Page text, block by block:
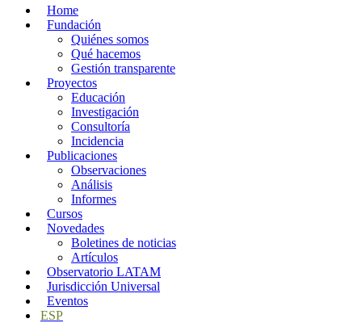
Home
Fundación
Quiénes somos
Qué hacemos
Gestión transparente
Proyectos
Educación
Investigación
Consultoría
Incidencia
Publicaciones
Observaciones
Análisis
Informes
Cursos
Novedades
Boletines de noticias
Artículos
Observatorio LATAM
Jurisdicción Universal
Eventos
ESP